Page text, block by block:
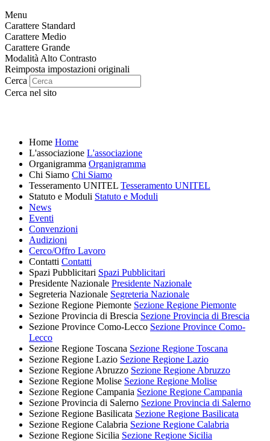
Menu
Carattere Standard
Carattere Medio
Carattere Grande
Modalità Alto Contrasto
Reimposta impostazioni originali
Cerca
Cerca nel sito
Home Home
L'associazione L'associazione
Organigramma Organigramma
Chi Siamo Chi Siamo
Tesseramento UNITEL Tesseramento UNITEL
Statuto e Moduli Statuto e Moduli
News
Eventi
Convenzioni
Audizioni
Cerco/Offro Lavoro
Contatti Contatti
Spazi Pubblicitari Spazi Pubblicitari
Presidente Nazionale Presidente Nazionale
Segreteria Nazionale Segreteria Nazionale
Sezione Regione Piemonte Sezione Regione Piemonte
Sezione Provincia di Brescia Sezione Provincia di Brescia
Sezione Province Como-Lecco Sezione Province Como-
Lecco
Sezione Regione Toscana Sezione Regione Toscana
Sezione Regione Lazio Sezione Regione Lazio
Sezione Regione Abruzzo Sezione Regione Abruzzo
Sezione Regione Molise Sezione Regione Molise
Sezione Regione Campania Sezione Regione Campania
Sezione Provincia di Salerno Sezione Provincia di Salerno
Sezione Regione Basilicata Sezione Regione Basilicata
Sezione Regione Calabria Sezione Regione Calabria
Sezione Regione Sicilia Sezione Regione Sicilia